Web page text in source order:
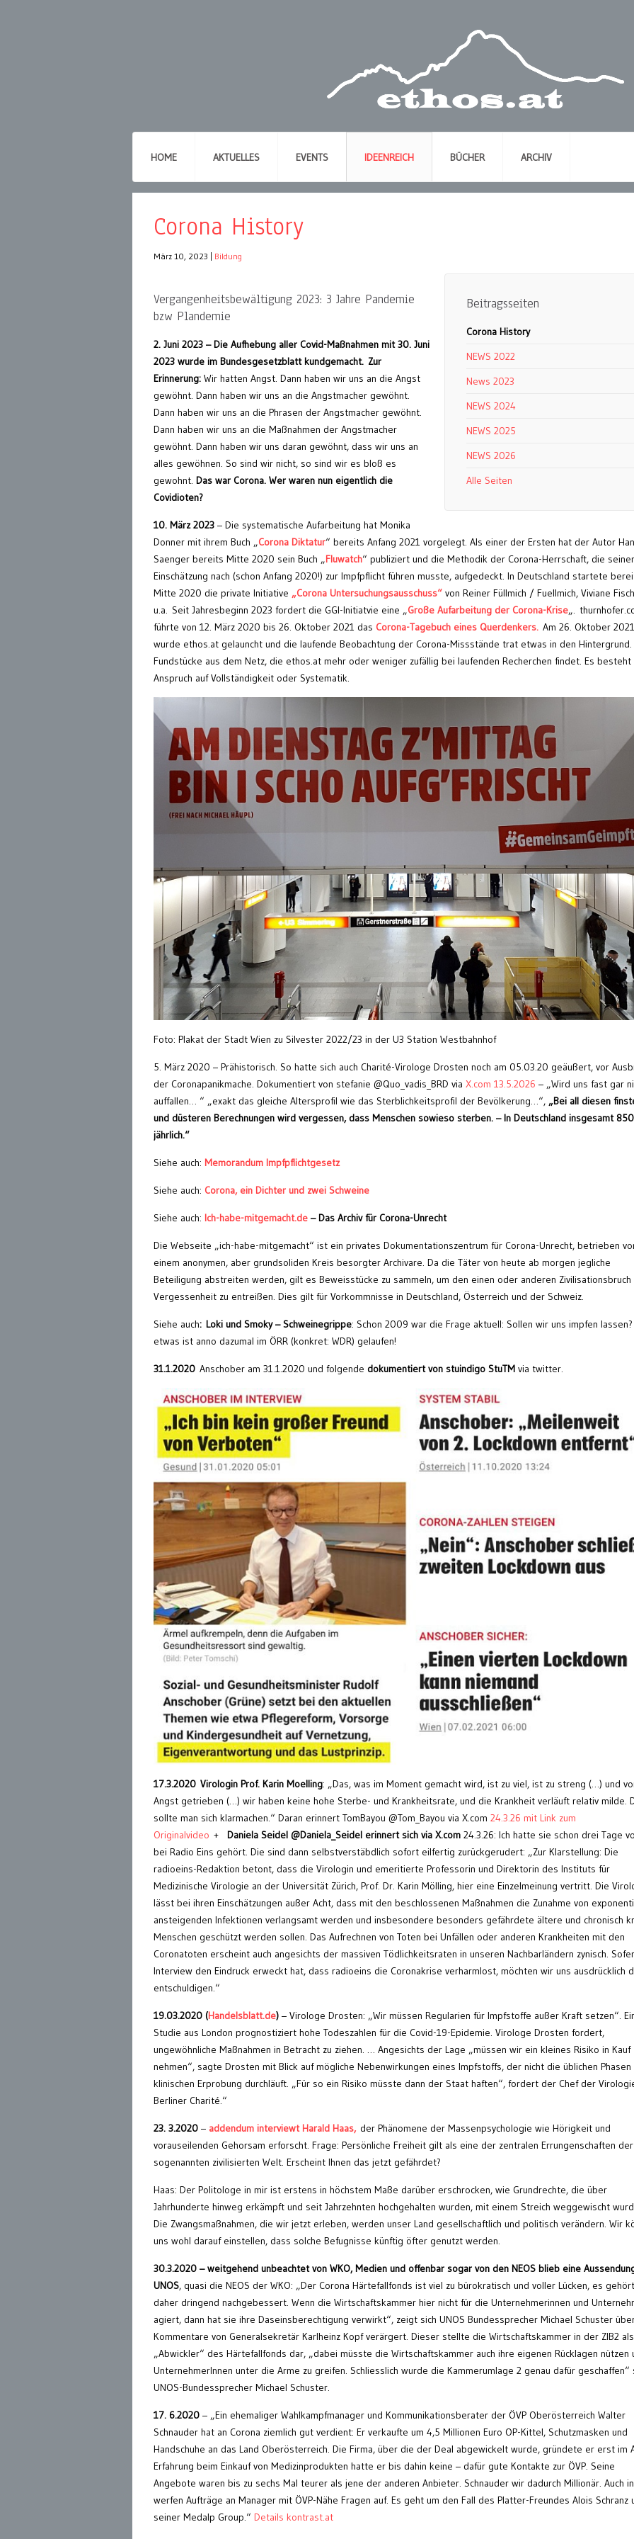
HOME AKTUELLES EVENTS IDEENREICH BÜCHER ARCHIV
Corona History
März 10, 2023 Bildung
Beitragsseiten
Corona History
NEWS 2022
News 2023
NEWS 2024
NEWS 2025
NEWS 2026
Alle Seiten
Vergangenheitsbewältigung 2023: 3 Jahre Pandemie
bzw Plandemie
2. Juni 2023 – Die Aufhebung aller Covid-Maßnahmen mit 30. Juni
2023 wurde im Bundesgesetzblatt kundgemacht. Zur
Erinnerung: Wir hatten Angst. Dann haben wir uns an die Angst
gewöhnt. Dann haben wir uns an die Angstmacher gewöhnt.
Dann haben wir uns an die Phrasen der Angstmacher gewöhnt.
Dann haben wir uns an die Maßnahmen der Angstmacher
gewöhnt. Dann haben wir uns daran gewöhnt, dass wir uns an
alles gewöhnen. So sind wir nicht, so sind wir es bloß es
gewohnt. Das war Corona. Wer waren nun eigentlich die
Covidioten?
10. März 2023 – Die systematische Aufarbeitung hat Monika
Donner mit ihrem Buch „Corona Diktatur“ bereits Anfang 2021 vorgelegt. Als einer der Ersten hat der Autor
Saenger bereits Mitte 2020 sein Buch „Fluwatch“ publiziert und die Methodik der Corona-Herrschaft, die seiner
Einschätzung nach (schon Anfang 2020!) zur Impfpflicht führen musste, aufgedeckt. In Deutschland startete
Mitte 2020 die private Initiative „Corona Untersuchungsausschuss“ von Reiner Füllmich / Fuellmich, Viviane
u.a. Seit Jahresbeginn 2023 fordert die GGI-Initiatvie eine „Große Aufarbeitung der Corona-Krise„. thurnhofer.cc
führte von 12. März 2020 bis 26. Oktober 2021 das Corona-Tagebuch eines Querdenkers. Am 26. Oktober 2021
wurde ethos.at gelauncht und die laufende Beobachtung der Corona-Missstände trat etwas in den
Fundstücke aus dem Netz, die ethos.at mehr oder weniger zufällig bei laufenden Recherchen findet. Es besteht
Anspruch auf Vollständigkeit oder Systematik.
Foto: Plakat der Stadt Wien zu Silvester 2022/23 in der U3 Station Westbahnhof
5. März 2020 – Prähistorisch. So hatte sich auch Charité-Virologe Drosten noch am 05.03.20 geäußert, vor
der Coronapanikmache. Dokumentiert von stefanie @Quo_vadis_BRD via X.com 13.5.2026 – „Wird uns fast gar
auffallen… “ „exakt das gleiche Altersprofil wie das Sterblichkeitsprofil der Bevölkerung…“, „Bei all diesen
und düsteren Berechnungen wird vergessen, dass Menschen sowieso sterben. – In Deutschland insgesamt
jährlich.“
Siehe auch: Memorandum Impfpflichtgesetz
Siehe auch: Corona, ein Dichter und zwei Schweine
Siehe auch: Ich-habe-mitgemacht.de – Das Archiv für Corona-Unrecht
Die Webseite „ich-habe-mitgemacht“ ist ein privates Dokumentationszentrum für Corona-Unrecht, betrieben
einem anonymen, aber grundsoliden Kreis besorgter Archivare. Da die Täter von heute ab morgen jegliche
Beteiligung abstreiten werden, gilt es Beweisstücke zu sammeln, um den einen oder anderen
Vergessenheit zu entreißen. Dies gilt für Vorkommnisse in Deutschland, Österreich und der Schweiz.
Siehe auch: Loki und Smoky – Schweinegrippe: Schon 2009 war die Frage aktuell: Sollen wir uns impfen lassen?
etwas ist anno dazumal im ÖRR (konkret: WDR) gelaufen!
31.1.2020 Anschober am 31.1.2020 und folgende dokumentiert von stuindigo StuTM via twitter.
17.3.2020 Virologin Prof. Karin Moelling: „Das, was im Moment gemacht wird, ist zu viel, ist zu streng (…) und
Angst getrieben (…) wir haben keine hohe Sterbe- und Krankheitsrate, und die Krankheit verläuft relativ milde.
sollte man sich klarmachen.“ Daran erinnert TomBayou @Tom_Bayou via X.com 24.3.26 mit Link zum
Originalvideo + Daniela Seidel @Daniela_Seidel erinnert sich via X.com 24.3.26: Ich hatte sie schon drei Tage
bei Radio Eins gehört. Die sind dann selbstverstäbdlich sofort eilfertig zurückgerudert: „Zur Klarstellung: Die
radioeins-Redaktion betont, dass die Virologin und emeritierte Professorin und Direktorin des Instituts für
Medizinische Virologie an der Universität Zürich, Prof. Dr. Karin Mölling, hier eine Einzelmeinung vertritt. Die
lässt bei ihren Einschätzungen außer Acht, dass mit den beschlossenen Maßnahmen die Zunahme von
ansteigenden Infektionen verlangsamt werden und insbesondere besonders gefährdete ältere und chronisch
Menschen geschützt werden sollen. Das Aufrechnen von Toten bei Unfällen oder anderen Krankheiten mit den
Coronatoten erscheint auch angesichts der massiven Tödlichkeitsraten in unseren Nachbarländern zynisch.
Interview den Eindruck erweckt hat, dass radioeins die Coronakrise verharmlost, möchten wir uns ausdrücklich
entschuldigen.“
19.03.2020 (Handelsblatt.de) – Virologe Drosten: „Wir müssen Regularien für Impfstoffe außer Kraft setzen“.
Studie aus London prognostiziert hohe Todeszahlen für die Covid-19-Epidemie. Virologe Drosten fordert,
ungewöhnliche Maßnahmen in Betracht zu ziehen. … Angesichts der Lage „müssen wir ein kleines Risiko in Kauf
nehmen“, sagte Drosten mit Blick auf mögliche Nebenwirkungen eines Impfstoffs, der nicht die üblichen
klinischen Erprobung durchläuft. „Für so ein Risiko müsste dann der Staat haften“, fordert der Chef der
Berliner Charité.“
23. 3.2020 – addendum interviewt Harald Haas, der Phänomene der Massenpsychologie wie Hörigkeit und
vorauseilenden Gehorsam erforscht. Frage: Persönliche Freiheit gilt als eine der zentralen Errungenschaften der
sogenannten zivilisierten Welt. Erscheint Ihnen das jetzt gefährdet?
Haas: Der Politologe in mir ist erstens in höchstem Maße darüber erschrocken, wie Grundrechte, die über
Jahrhunderte hinweg erkämpft und seit Jahrzehnten hochgehalten wurden, mit einem Streich weggewischt
Die Zwangsmaßnahmen, die wir jetzt erleben, werden unser Land gesellschaftlich und politisch verändern. Wir
uns wohl darauf einstellen, dass solche Befugnisse künftig öfter genutzt werden.
30.3.2020 – weitgehend unbeachtet von WKO, Medien und offenbar sogar von den NEOS blieb eine
UNOS, quasi die NEOS der WKO: „Der Corona Härtefallfonds ist viel zu bürokratisch und voller Lücken, es gehört
daher dringend nachgebessert. Wenn die Wirtschaftskammer hier nicht für die Unternehmerinnen und
agiert, dann hat sie ihre Daseinsberechtigung verwirkt“, zeigt sich UNOS Bundessprecher Michael Schuster
Kommentare von Generalsekretär Karlheinz Kopf verärgert. Dieser stellte die Wirtschaftskammer in der ZIB2 als
„Abwickler“ des Härtefallfonds dar, „dabei müsste die Wirtschaftskammer auch ihre eigenen Rücklagen nützen
UnternehmerInnen unter die Arme zu greifen. Schliesslich wurde die Kammerumlage 2 genau dafür geschaffen“
UNOS-Bundessprecher Michael Schuster.
17. 6.2020 – „Ein ehemaliger Wahlkampfmanager und Kommunikationsberater der ÖVP Oberösterreich Walter
Schnauder hat an Corona ziemlich gut verdient: Er verkaufte um 4,5 Millionen Euro OP-Kittel, Schutzmasken und
Handschuhe an das Land Oberösterreich. Die Firma, über die der Deal abgewickelt wurde, gründete er erst im
Erfahrung beim Einkauf von Medizinprodukten hatte er bis dahin keine – dafür gute Kontakte zur ÖVP. Seine
Angebote waren bis zu sechs Mal teurer als jene der anderen Anbieter. Schnauder wir dadurch Millionär. Auch
werfen Aufträge an Manager mit ÖVP-Nähe Fragen auf. Es geht um den Fall des Platter-Freundes Alois Schranz
seiner Medalp Group.“ Details kontrast.at